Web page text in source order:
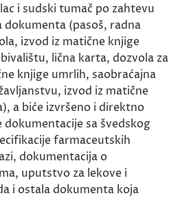
i sudski tumač po zahtevu
(pasoš, radna
izvod iz matične knjige
lična karta, dozvola za
knjige umrlih, saobraćajna
izvod iz matične
a biće izvršeno i direktno
sa švedskog
farmaceutskih
dokumentacija o
uputstvo za lekove i
i ostala dokumenta koja